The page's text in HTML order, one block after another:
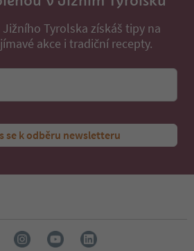
Tyrolska získáš tipy na
akce i tradiční recepty.
se k odběru newsletteru